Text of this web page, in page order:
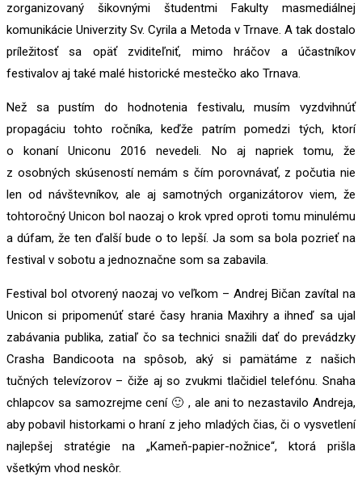
zorganizovaný šikovnými študentmi Fakulty masmediálnej
komunikácie Univerzity Sv. Cyrila a Metoda v Trnave. A tak dostalo
príležitosť sa opäť zviditeľniť, mimo hráčov a účastníkov
festivalov aj také malé historické mestečko ako Trnava.
Než sa pustím do hodnotenia festivalu, musím vyzdvihnúť
propagáciu tohto ročníka, keďže patrím pomedzi tých, ktorí
o konaní Uniconu 2016 nevedeli. No aj napriek tomu, že
z osobných skúseností nemám s čím porovnávať, z počutia nie
len od návštevníkov, ale aj samotných organizátorov viem, že
tohtoročný Unicon bol naozaj o krok vpred oproti tomu minulému
a dúfam, že ten ďalší bude o to lepší. Ja som sa bola pozrieť na
festival v sobotu a jednoznačne som sa zabavila.
Festival bol otvorený naozaj vo veľkom – Andrej Bičan zavítal na
Unicon si pripomenúť staré časy hrania Maxihry a ihneď sa ujal
zabávania publika, zatiaľ čo sa technici snažili dať do prevádzky
Crasha Bandicoota na spôsob, aký si pamätáme z našich
tučných televízorov – čiže aj so zvukmi tlačidiel telefónu. Snaha
chlapcov sa samozrejme cení 🙂 , ale ani to nezastavilo Andreja,
aby pobavil historkami o hraní z jeho mladých čias, či o vysvetlení
najlepšej stratégie na „Kameň-papier-nožnice“, ktorá prišla
všetkým vhod neskôr.